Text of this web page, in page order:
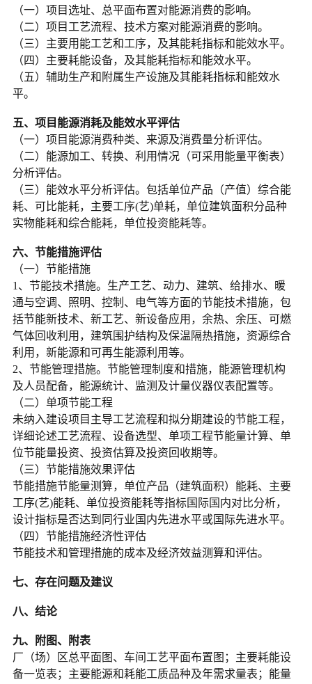
（一）项目选址、总平面布置对能源消费的影响。
（二）项目工艺流程、技术方案对能源消费的影响。
（三）主要用能工艺和工序，及其能耗指标和能效水平。
（四）主要耗能设备，及其能耗指标和能效水平。
（五）辅助生产和附属生产设施及其能耗指标和能效水
平。
五、项目能源消耗及能效水平评估
（一）项目能源消费种类、来源及消费量分析评估。
（二）能源加工、转换、利用情况（可采用能量平衡表）
分析评估。
（三）能效水平分析评估。包括单位产品（产值）综合能
耗、可比能耗，主要工序(艺)单耗，单位建筑面积分品种
实物能耗和综合能耗，单位投资能耗等。
六、节能措施评估
（一）节能措施
1、节能技术措施。生产工艺、动力、建筑、给排水、暖
通与空调、照明、控制、电气等方面的节能技术措施，包
括节能新技术、新工艺、新设备应用，余热、余压、可燃
气体回收利用，建筑围护结构及保温隔热措施，资源综合
利用，新能源和可再生能源利用等。
2、节能管理措施。节能管理制度和措施，能源管理机构
及人员配备，能源统计、监测及计量仪器仪表配置等。
（二）单项节能工程
未纳入建设项目主导工艺流程和拟分期建设的节能工程，
详细论述工艺流程、设备选型、单项工程节能量计算、单
位节能量投资、投资估算及投资回收期等。
（三）节能措施效果评估
节能措施节能量测算，单位产品（建筑面积）能耗、主要
工序(艺)能耗、单位投资能耗等指标国际国内对比分析，
设计指标是否达到同行业国内先进水平或国际先进水平。
（四）节能措施经济性评估
节能技术和管理措施的成本及经济效益测算和评估。
七、存在问题及建议
八、结论
九、附图、附表
厂（场）区总平面图、车间工艺平面布置图；主要耗能设
备一览表；主要能源和耗能工质品种及年需求量表；能量